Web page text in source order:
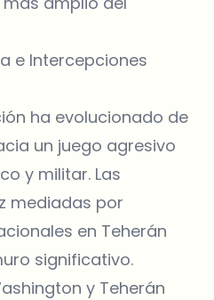
e Intercepciones
ha evolucionado de
un juego agresivo
y militar. Las
mediadas por
en Teherán
significativo.
y Teherán